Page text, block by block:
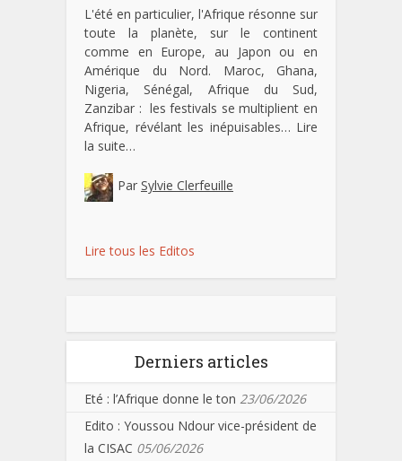
L'été en particulier, l'Afrique résonne sur
toute la planète, sur le continent
comme en Europe, au Japon ou en
Amérique du Nord. Maroc, Ghana,
Nigeria, Sénégal, Afrique du Sud,
Zanzibar : les festivals se multiplient en
Afrique, révélant les inépuisables… Lire
la suite…
Par Sylvie Clerfeuille
Lire tous les Editos
Derniers articles
Eté : l’Afrique donne le ton 23/06/2026
Edito : Youssou Ndour vice-président de
la CISAC 05/06/2026